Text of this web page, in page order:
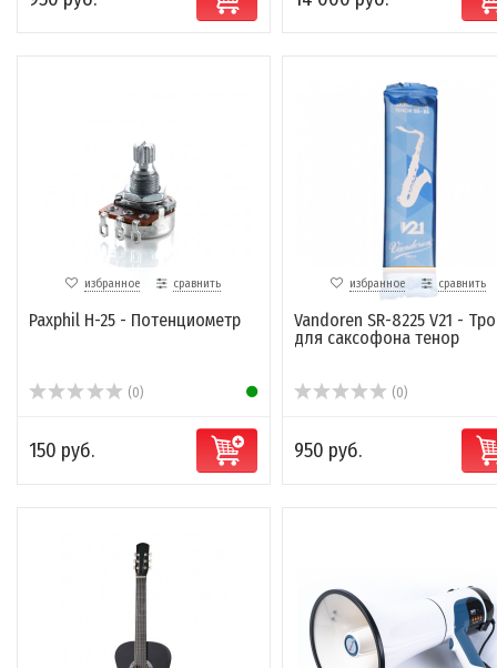
избранное сравнить
Paxphil H-25 - Потенциометр
(0)
150 руб.
избранное сравнить
Vandoren SR-8225 V21 -
для саксофона тенор
(0)
950 руб.